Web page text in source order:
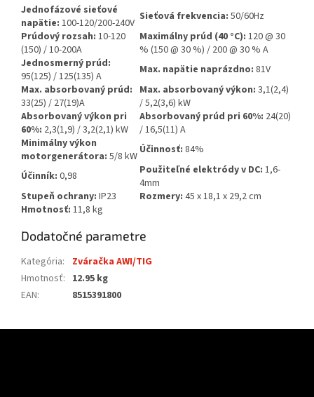
Jednofázové sieťové
napätie: 100-120/200-240V Sieťová frekvencia: 50/60Hz
Prúdový rozsah: 10-120
(150) / 10-200A
Maximálny prúd (40 °C): 120 @ 30
% (150 @ 30 %) / 200 @ 30 % A
Jednosmerný prúd:
95(125) / 125(135) A
Max. napätie naprázdno: 81V
Max. absorbovaný prúd:
33(25) / 27(19)A
Max. absorbovaný výkon: 3,1(2,4)
/ 5,2(3,6) kW
Absorbovaný výkon pri
60%: 2,3(1,9) / 3,2(2,1) kW
Absorbovaný prúd pri 60%: 24(20)
/ 16,5(11) A
Minimálny výkon
motorgenerátora: 5/8 kW Účinnosť: 84%
Účinník: 0,98 Použiteľné elektródy v DC: 1,6-
4mm
Stupeň ochrany: IP23 Rozmery: 45 x 18,1 x 29,2 cm
Hmotnosť: 11,8 kg
Dodatočné parametre
Kategória:
Zváračka AWI/TIG
Hmotnosť: 12.95 kg
EAN: 8515391800